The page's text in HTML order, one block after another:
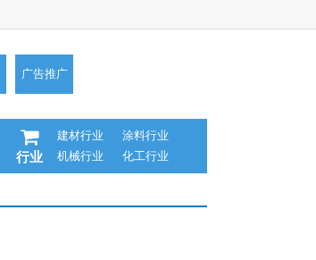
广告推广
行业
建材行业
涂料行业
机械行业
化工行业